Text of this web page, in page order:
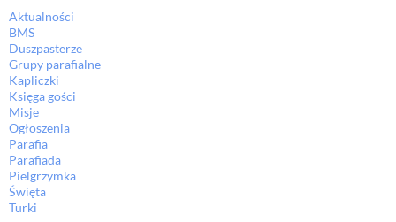
Aktualności
BMS
Duszpasterze
Grupy parafialne
Kapliczki
Księga gości
Misje
Ogłoszenia
Parafia
Parafiada
Pielgrzymka
Święta
Turki